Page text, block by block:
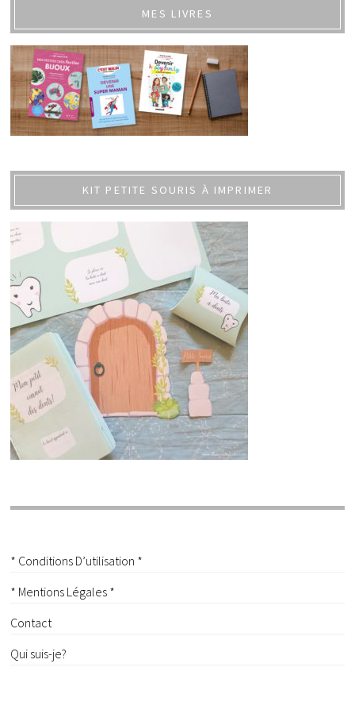
MES LIVRES
KIT PETITE SOURIS À IMPRIMER
* Conditions D’utilisation *
* Mentions Légales *
Contact
Qui suis-je?